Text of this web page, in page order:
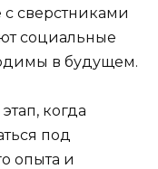
сверстниками
социальные
в будущем.
когда
под
опыта и